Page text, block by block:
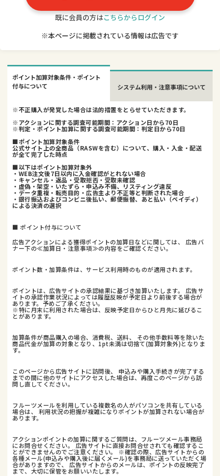
既に会員の方はこちらからログイン
※本ページに掲載されている情報は広告です
ポイント加算対象条件・ポイント
付与について
システム利用・注意事項について
※不正購入が発覚した場合は法的措置をとらせていただきます。
※アクションに関する調査可能期間：アクション日から70日
※判定・ポイント加算に関する調査可能期間：判定日から70日
■ポイント加算対象条件
公式サイト上の全商品（RASWを含む）について、購入・入金・配送
が全て完了した時点
■以下はポイント加算対象外
・WEB注文後7日以内に入金確認がとれない場合
・キャンセル・返品・受取拒否・受取未確認
・虚偽・架空・いたずら・申込み不備、リスティング違反
・データ重複・転売目的・広告主より不正等と判断された場合
・銀行振込およびコンビニ後払い、郵便振替、あと払い（ペイディ）
による決済の選択
■ ポイント付与について
広告アクションによる獲得ポイントの加算日などに関しては、 広告バ
ナー下の≪加算日・注意事項≫の内容をご確認ください。
ポイント数・加算条件は、サービス利用時のものが適用されます。
ポイントは、広告サイトの承認結果に基づき加算いたします。 広告サ
イトの承認作業状況によっては履歴反映が予定日より前後する場合が
あります。予めご了承ください。
※特に月末に利用された場合は、反映予定日からひと月先に延びるこ
とがあります。
加算条件が商品購入の場合、消費税、送料、 その他手数料等を除いた
商品代金が加算の対象となり、1pt未満は切捨て(加算対象外)となりま
す。
このページから広告サイトに訪問後、 申込みや購入手続きが完了する
までの間に他のサイトにアクセスした場合は、再度このページから訪
問し直してください。
フルーツメールを利用している複数名の人がパソコンを共有している
場合は、 利用状況の把握が複雑になりポイントが加算されない場合が
あります。
アクションポイントの加算に関するご質問は、フルーツメール事務局
にお問合せください。 広告サイトに直接お問合せされても確認するこ
とができませんのでご注意ください。 ※確認の際、広告サイトからの
各種メール(申込みや購入後に届くメール)を事務局に送っていただく場
合がありますので、 広告サイトからのメールは、ポイントの反映完了
まで、大切に保管をお願いいたします。